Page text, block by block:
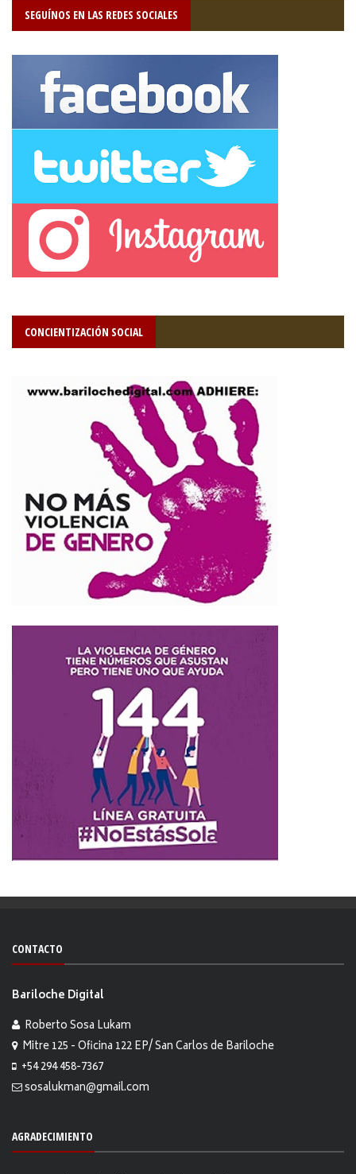
SEGUÍNOS EN LAS REDES SOCIALES
CONCIENTIZACIÓN SOCIAL
CONTACTO
Bariloche Digital
Roberto Sosa Lukam
Mitre 125 - Oficina 122 EP/ San Carlos de Bariloche
+54 294 458-7367
sosalukman@gmail.com
AGRADECIMIENTO